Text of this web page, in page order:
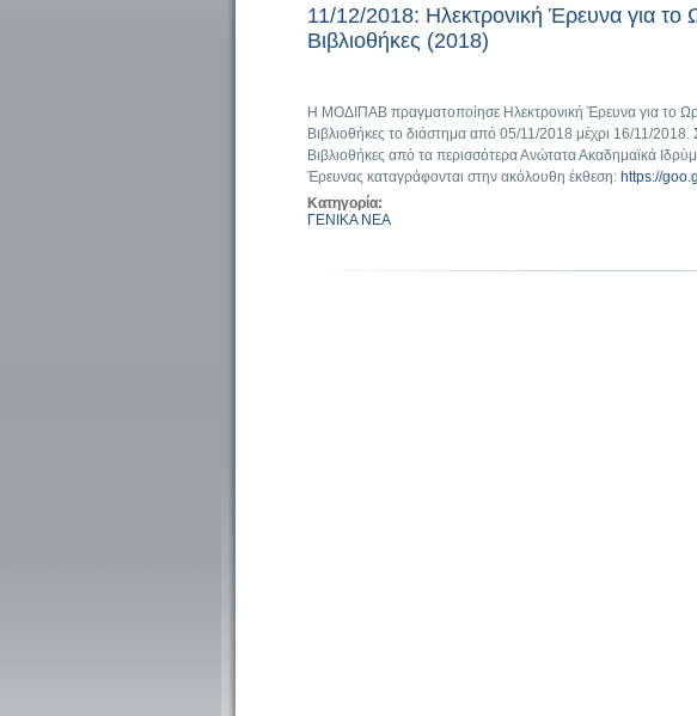
11/12/2018: Ηλεκτρονική Έρευνα για το
Βιβλιοθήκες (2018)
Η ΜΟΔΙΠΑΒ πραγματοποίησε Ηλεκτρονική Έρευνα για το
Βιβλιοθήκες το διάστημα από 05/11/2018 μέχρι 16/11/2018.
Βιβλιοθήκες από τα περισσότερα Ανώτατα Ακαδημαϊκά
Έρευνας καταγράφονται στην ακόλουθη έκθεση: https://
Κατηγορία:
ΓΕΝΙΚΑ ΝΕΑ